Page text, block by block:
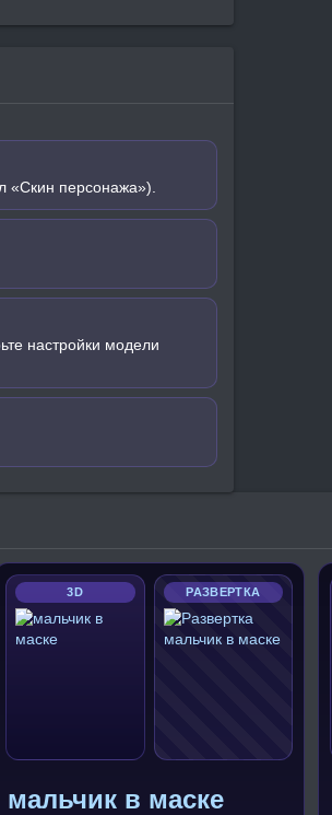
«Скин персонажа»).
настройки модели
3D РАЗВЕРТКА
мальчик в маске